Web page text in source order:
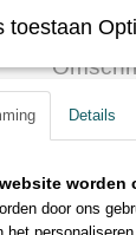
Voor de
toestaan
Details
worden
door ons